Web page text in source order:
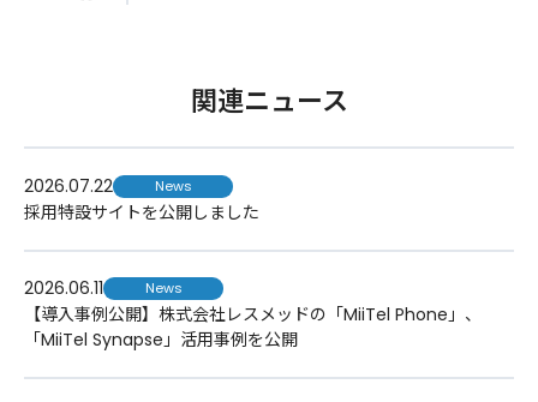
関連ニュース
2026.07.22 News
採用特設サイトを公開しました
2026.06.11 News
【導入事例公開】株式会社レスメッドの「MiiTel Phone」、
「MiiTel Synapse」活用事例を公開